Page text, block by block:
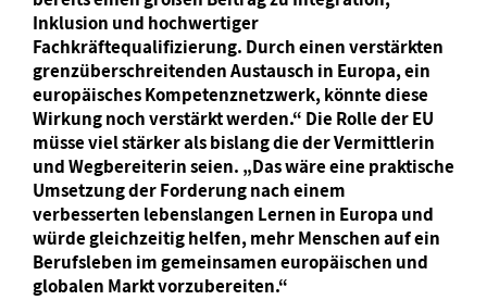
Inklusion und hochwertiger
Fachkräftequalifizierung. Durch einen verstärkten
grenzüberschreitenden Austausch in Europa, ein
europäisches Kompetenznetzwerk, könnte diese
Wirkung noch verstärkt werden.“ Die Rolle der EU
müsse viel stärker als bislang die der Vermittlerin
und Wegbereiterin seien. „Das wäre eine praktische
Umsetzung der Forderung nach einem
verbesserten lebenslangen Lernen in Europa und
würde gleichzeitig helfen, mehr Menschen auf ein
Berufsleben im gemeinsamen europäischen und
globalen Markt vorzubereiten.“